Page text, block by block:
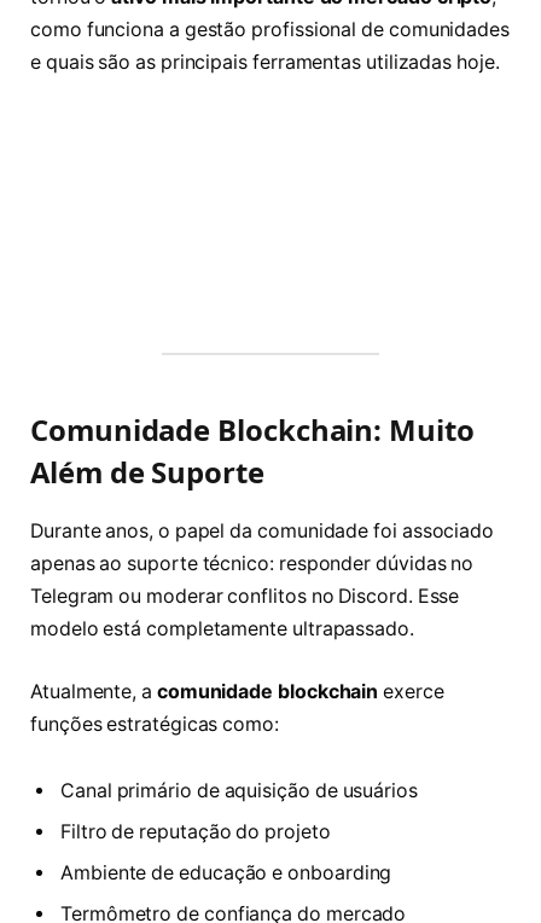
como funciona a gestão profissional de comunidades
e quais são as principais ferramentas utilizadas hoje.
Comunidade Blockchain: Muito
Além de Suporte
Durante anos, o papel da comunidade foi associado
apenas ao suporte técnico: responder dúvidas no
Telegram ou moderar conflitos no Discord. Esse
modelo está completamente ultrapassado.
Atualmente, a comunidade blockchain exerce
funções estratégicas como:
Canal primário de aquisição de usuários
Filtro de reputação do projeto
Ambiente de educação e onboarding
Termômetro de confiança do mercado